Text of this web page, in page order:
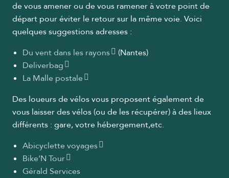
de vous amener ou de vous ramener à votre point de
départ pour éviter le retour sur la même voie. Voici
quelques suggestions adresses :
Du vent dans les rayons
(Nantes)
Deliverbag
La Malle postale
Des loueurs de vélos vous proposent également de
vous laisser des vélos (ou de les récupérer) à des lieux
différents : gare, votre hébergement,etc.
Abicyclette voyages
Bike’N Tour
Gérald Services